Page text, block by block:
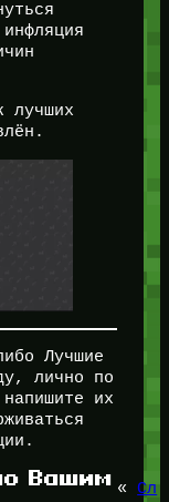
лучших
Лучшие
лично по
их
Вашим «
Сл